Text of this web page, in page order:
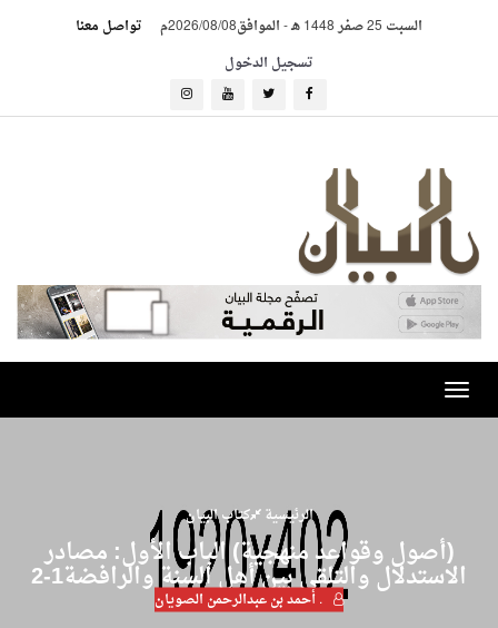
السبت 25 صفر 1448 هـ -الموافق2026/08/08م
تواصل معنا
تسجيل الدخول
Toggle
navigation
الرئيسية كتاب البيان
(أصول وقواعد منهجية) الباب الأول: مصادر
الاستدلال والتلقي بين أهل السنة والرافضة1-2
. أحمد بن عبدالرحمن الصويان